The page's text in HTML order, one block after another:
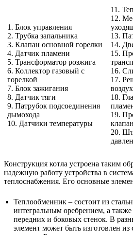
1. Блок управления
2. Трубка запальника
3. Клапан основной горелки
4. Датчик пламени
5. Трансформатор розжига
6. Коллектор газовый с
горелкой
7. Блок зажигания
8. Датчик тяги
9. Патрубок подсоединения
дымохода
10. Датчики температуры
11.
12.
13.
14.
15.
16.
17.
18.
19.
клапан
20.
Конструкция котла устроена таким
надежную работу устройства в
теплоснабжения. Его основные
Теплообменник – состоит из
интегральным оребрением, а также
передних и боковых стенок. В
элемент может быть изготовлен